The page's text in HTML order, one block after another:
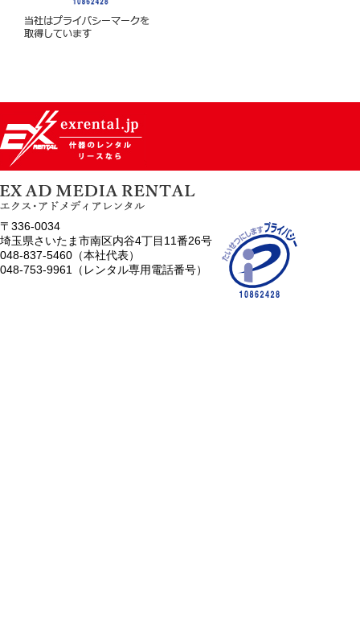
〒336-0034
埼玉県さいたま市南区内谷4丁目11番26号
048-837-5460（本社代表）
048-753-9961（レンタル専用電話番号）